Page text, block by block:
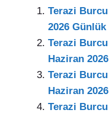
Terazi
2026
Terazi
Haziran
Terazi
Haziran
Terazi